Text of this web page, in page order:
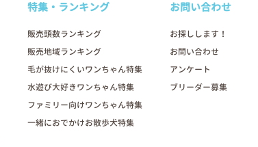
特集・ランキング
販売頭数ランキング
販売地域ランキング
毛が抜けにくいワンちゃん特集
水遊び大好きワンちゃん特集
ファミリー向けワンちゃん特集
一緒におでかけお散歩犬特集
お問い合わせ
お探しします！
お問い合わせ
アンケート
ブリーダー募集